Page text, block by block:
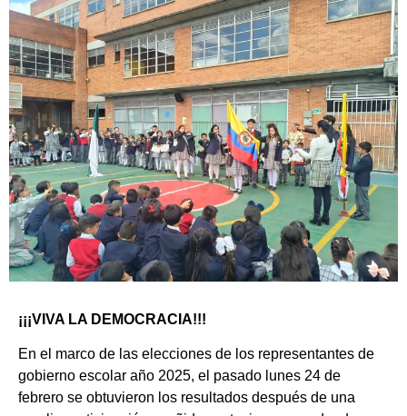
¡¡¡VIVA LA DEMOCRACIA!!!
En el marco de las elecciones de los representantes de
gobierno escolar año 2025, el pasado lunes 24 de
febrero se obtuvieron los resultados después de una